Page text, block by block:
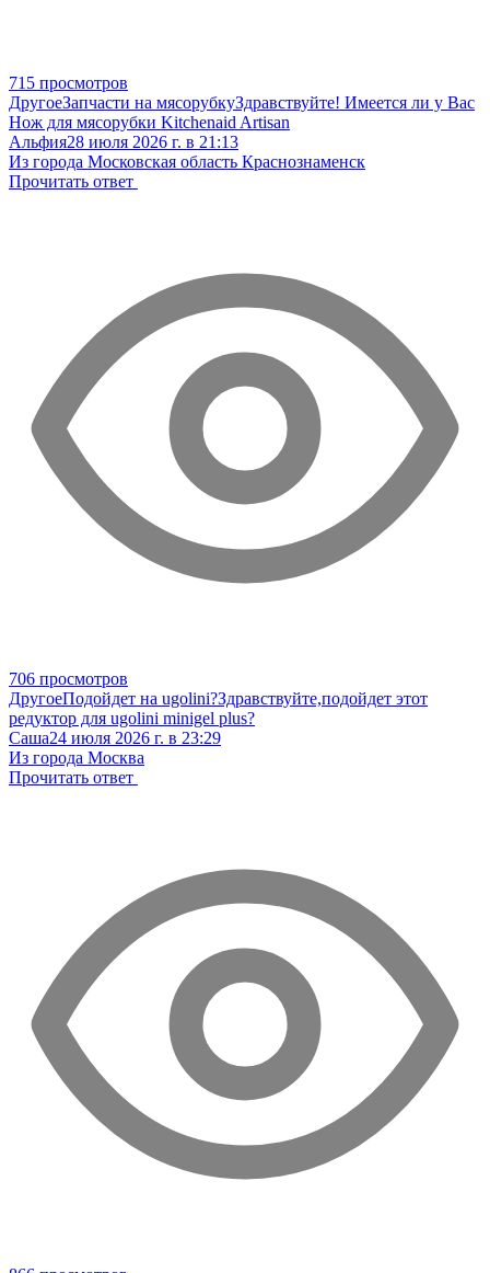
715 просмотров
ДругоеЗапчасти на мясорубкуЗдравствуйте! Имеется ли у Вас
Нож для мясорубки Kitchenaid Artisan
Альфия28 июля 2026 г. в 21:13
Из города Московская область Краснознаменск
Прочитать ответ
706 просмотров
ДругоеПодойдет на ugolini?Здравствуйте,подойдет этот
редуктор для ugolini minigel plus?
Саша24 июля 2026 г. в 23:29
Из города Москва
Прочитать ответ